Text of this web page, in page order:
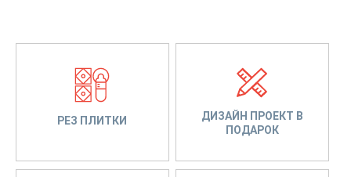
РЕЗ ПЛИТКИ
ДИЗАЙН ПРОЕКТ В
ПОДАРОК